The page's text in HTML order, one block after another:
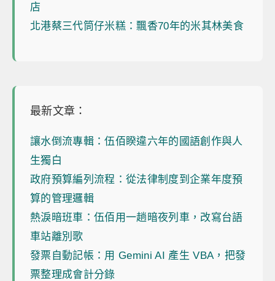
店
北港蔡三代筒仔米糕：飄香70年的米其林美食
最新文章：
讓水倒流專輯：伍佰睽違六年的國語創作與人
生獨白
政府預算編列流程：從法律制度到企業年度預
算的管理邏輯
熱淚暗班車：伍佰用一趟暗夜列車，改寫台語
車站離別歌
發票自動記帳：用 Gemini AI 產生 VBA，把發
票整理成會計分錄